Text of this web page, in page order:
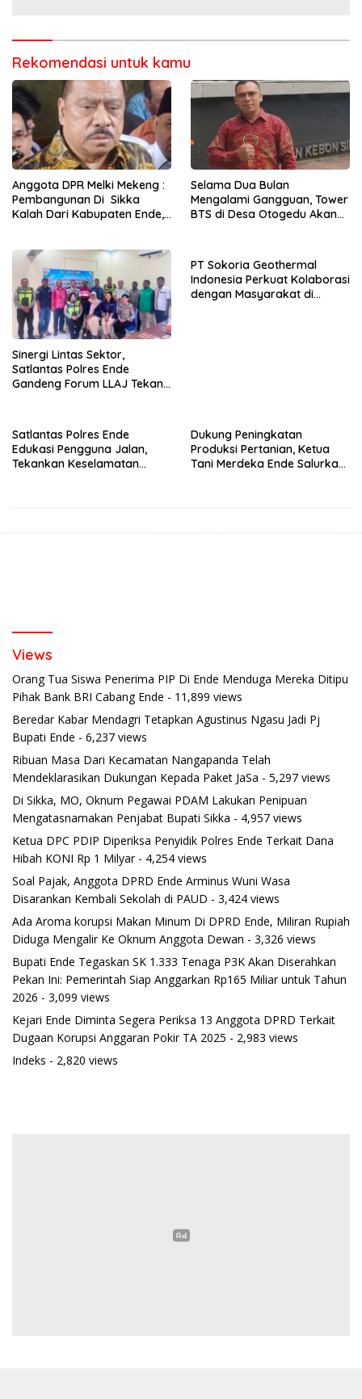
Rekomendasi untuk kamu
Anggota DPR Melki Mekeng :
Pembangunan Di Sikka
Kalah Dari Kabupaten Ende,
Selama Dua Bulan
Mengalami Gangguan, Tower
BTS di Desa Otogedu Akan
Sinergi Lintas Sektor,
Satlantas Polres Ende
Gandeng Forum LLAJ Tekan
PT Sokoria Geothermal
Indonesia Perkuat Kolaborasi
dengan Masyarakat di
Satlantas Polres Ende
Edukasi Pengguna Jalan,
Tekankan Keselamatan
Dukung Peningkatan
Produksi Pertanian, Ketua
Tani Merdeka Ende Salurkan
Views
Orang Tua Siswa Penerima PIP Di Ende Menduga Mereka Ditipu
Pihak Bank BRI Cabang Ende - 11,899 views
Beredar Kabar Mendagri Tetapkan Agustinus Ngasu Jadi Pj
Bupati Ende - 6,237 views
Ribuan Masa Dari Kecamatan Nangapanda Telah
Mendeklarasikan Dukungan Kepada Paket JaSa - 5,297 views
Di Sikka, MO, Oknum Pegawai PDAM Lakukan Penipuan
Mengatasnamakan Penjabat Bupati Sikka - 4,957 views
Ketua DPC PDIP Diperiksa Penyidik Polres Ende Terkait Dana
Hibah KONI Rp 1 Milyar- 4,254 views
Soal Pajak, Anggota DPRD Ende Arminus Wuni Wasa
Disarankan Kembali Sekolah di PAUD - 3,424 views
Ada Aroma korupsi Makan Minum Di DPRD Ende, Miliran Rupiah
Diduga Mengalir Ke Oknum Anggota Dewan - 3,326 views
Bupati Ende Tegaskan SK 1.333 Tenaga P3K Akan Diserahkan
Pekan Ini: Pemerintah Siap Anggarkan Rp165 Miliar untuk Tahun
2026 - 3,099 views
Kejari Ende Diminta Segera Periksa 13 Anggota DPRD Terkait
Dugaan Korupsi Anggaran Pokir TA 2025 - 2,983 views
Indeks - 2,820 views